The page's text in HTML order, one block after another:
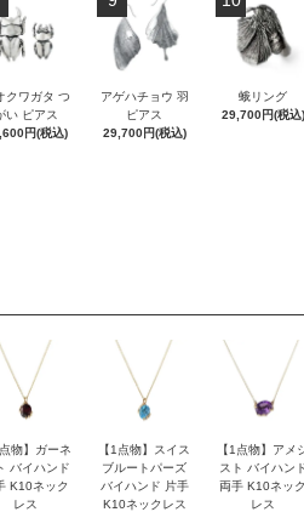
クワガタ つ
い ピアス
円(税込)
アゲハチョウ 羽
ピアス
29,700円(税込)
蛾リング
29,700円(税込)
物】ガーネ
バイハンド
K10ネック
レス
【1点物】スイス
ブルートパーズ
バイハンド 片手
K10ネックレス
【1点物】アメ
スト バイハン
両手 K10ネック
レス